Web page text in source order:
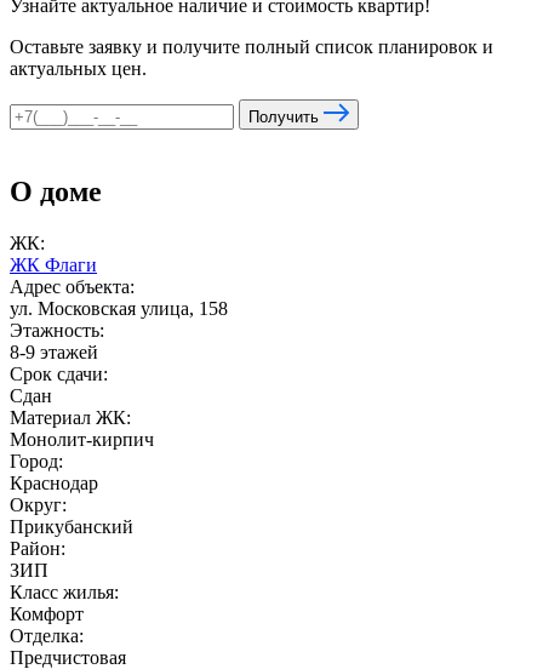
Узнайте актуальное наличие и стоимость квартир!
Оставьте заявку и получите полный список планировок и
актуальных цен.
Получить
О доме
ЖК:
ЖК Флаги
Адрес объекта:
ул. Московская улица, 158
Этажность:
8-9 этажей
Срок сдачи:
Сдан
Материал ЖК:
Монолит-кирпич
Город:
Краснодар
Округ:
Прикубанский
Район:
ЗИП
Класс жилья:
Комфорт
Отделка:
Предчистовая